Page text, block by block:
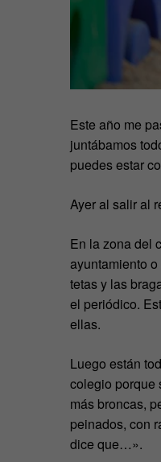
Este año me
juntábamos
puedes estar
Ayer al salir al
En la zona del
ayuntamiento
tetas y las
el periódico.
ellas.
Luego están
colegio porque
más broncas,
peinados, con
dice que…».